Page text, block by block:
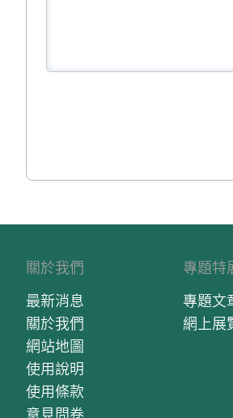
關於我們
最新消息
關於我們
網站地圖
使用說明
使用條款
意見問卷
專題特
專題文
網上展